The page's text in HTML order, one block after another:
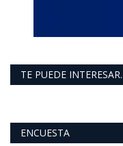
TE PUEDE INTERESAR..
ENCUESTA